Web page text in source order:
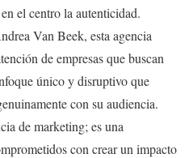
el centro la autenticidad.
Van Beek, esta agencia
de empresas que buscan
único y disruptivo que
con su audiencia.
de marketing; es una
con crear un impacto